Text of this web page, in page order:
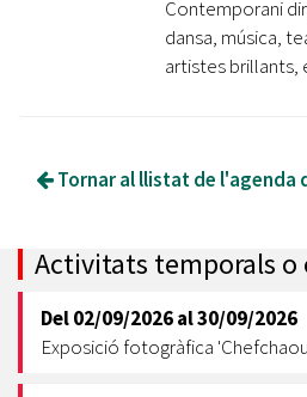
Contemporani
dansa, música,
artistes brillants,
Tornar al llistat de
Activitats temporals o
Del02/09/2026al30/09/2026
Exposició fotogràfica